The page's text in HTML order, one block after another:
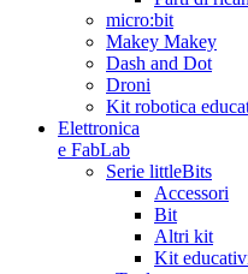
micro:bit
Makey Makey
Dash and Dot
Droni
Kit robotica
Elettronica
e FabLab
Serie littleBits
Accessori
Bit
Altri kit
Kit